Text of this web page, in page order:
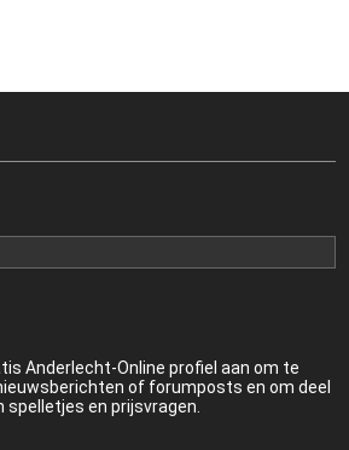
Anderlecht-Online profiel aan om te
of forumposts en om deel
spelletjes en prijsvragen.